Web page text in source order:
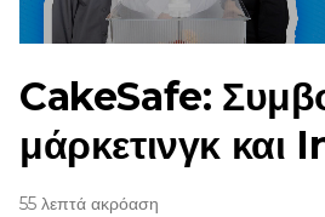
Άκουσε
CakeSafe:
μάρκετινγκ και
55 λεπτά ακρόαση